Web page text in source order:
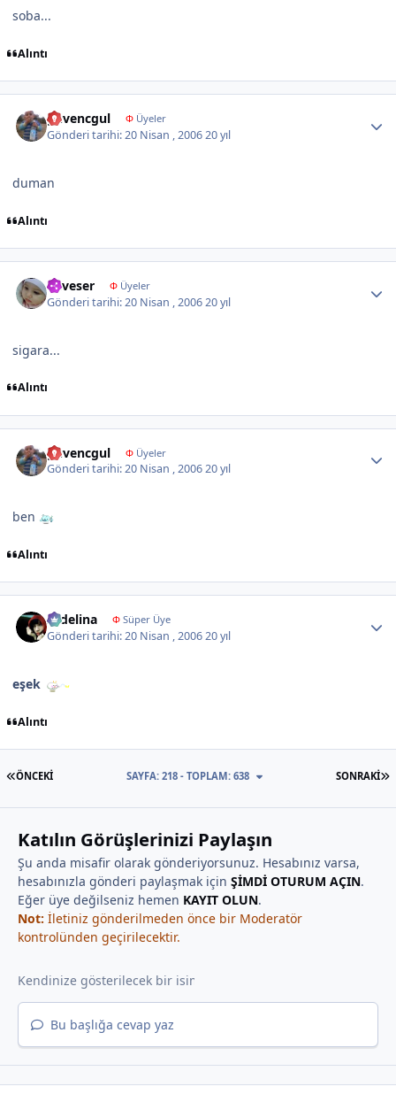
soba...
Alıntı
guvencgul ΦÜyeler
Gönderi tarihi:20 Nisan , 200620 yıl
duman
Alıntı
neveser ΦÜyeler
Gönderi tarihi:20 Nisan , 200620 yıl
sigara...
Alıntı
guvencgul ΦÜyeler
Gönderi tarihi:20 Nisan , 200620 yıl
ben
Alıntı
sedelina ΦSüper Üye
Gönderi tarihi:20 Nisan , 200620 yıl
eşek
Alıntı
İLK SAYFA
ÖNCEKI SONRAKI
SAYFA: 218 - TOPLAM: 638
Katılın Görüşlerinizi Paylaşın
Şu anda misafir olarak gönderiyorsunuz. Hesabınız varsa,
hesabınızla gönderi paylaşmak için ŞİMDİ OTURUM AÇIN.
Eğer üye değilseniz hemen KAYIT OLUN.
Not: İletiniz gönderilmeden önce bir Moderatör
kontrolünden geçirilecektir.
Bu başlığa cevap yaz